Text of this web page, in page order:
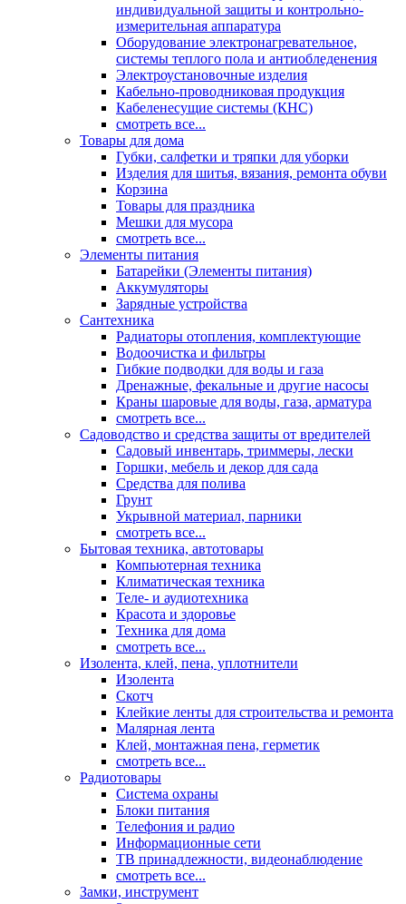
индивидуальной защиты и контрольно-
измерительная аппаратура
Оборудование электронагревательное,
системы теплого пола и антиобледенения
Электроустановочные изделия
Кабельно-проводниковая продукция
Кабеленесущие системы (КНС)
смотреть все...
Товары для дома
Губки, салфетки и тряпки для уборки
Изделия для шитья, вязания, ремонта обуви
Корзина
Товары для праздника
Мешки для мусора
смотреть все...
Элементы питания
Батарейки (Элементы питания)
Аккумуляторы
Зарядные устройства
Сантехника
Радиаторы отопления, комплектующие
Водоочистка и фильтры
Гибкие подводки для воды и газа
Дренажные, фекальные и другие насосы
Краны шаровые для воды, газа, арматура
смотреть все...
Садоводство и средства защиты от вредителей
Садовый инвентарь, триммеры, лески
Горшки, мебель и декор для сада
Средства для полива
Грунт
Укрывной материал, парники
смотреть все...
Бытовая техника, автотовары
Компьютерная техника
Климатическая техника
Теле- и аудиотехника
Красота и здоровье
Техника для дома
смотреть все...
Изолента, клей, пена, уплотнители
Изолента
Скотч
Клейкие ленты для строительства и ремонта
Малярная лента
Клей, монтажная пена, герметик
смотреть все...
Радиотовары
Система охраны
Блоки питания
Телефония и радио
Информационные сети
ТВ принадлежности, видеонаблюдение
смотреть все...
Замки, инструмент